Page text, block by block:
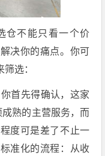
仓不能只看一个价
决你的痛点。你可
选：
首先得确认，这家
成熟的主营服务，而
度可是差了不止一
准化的流程：从收